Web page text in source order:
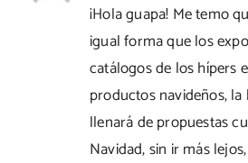
¡Hola guapa! Me temo
igual forma que los
catálogos de los hípers
productos navideños,
llenará de propuestas
Navidad, sin ir más